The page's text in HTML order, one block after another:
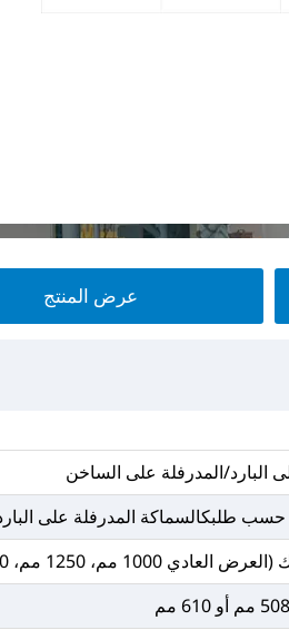
عرض المنتج
البارد/المدرفلة على الساخن
508 مم أو 610 مم